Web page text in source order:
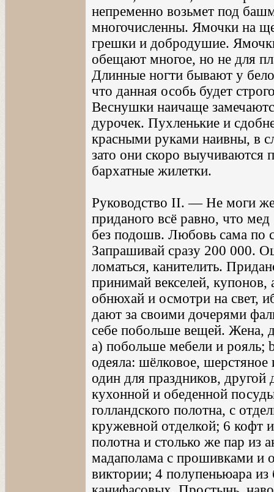
непременно возьмет под
многочисленны. Ямочки на
грешки и добродушие.
обещают многое, но не для
Длинные ногти бывают у
что данная особь будет
Веснушки наичаще
дурочек. Пухленькие и
красными руками наивны, в
зато они скоро
бархатные жилетки.
Руководство II. — Не моги
приданого всё равно, что
без подошв. Любовь сама по
Запрашивай сразу 200 000.
ломаться, канителить.
принимай векселей,
обнюхай и осмотри на свет,
дают за своими дочерями
себе побольше вещей. Жена,
a) побольше мебели и рояль;
одеяла: шёлковое,
один для праздников,
кухонной и обеденной
голландского полотна, с
кружевной отделкой; 6 кофт
полотна и столько же пар из
мадаполама с прошивками и
виктории; 4 полупеньюара из